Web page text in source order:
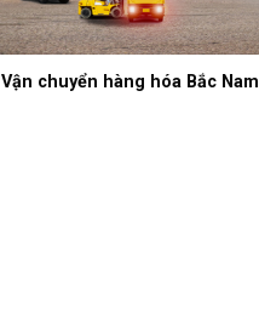
Vận chuyển hàng hóa Bắc Nam